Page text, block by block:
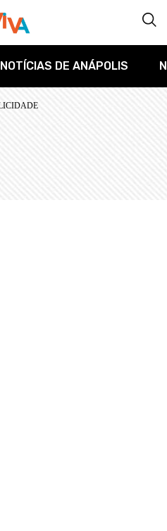
NOTÍCIAS DE ANÁPOLIS